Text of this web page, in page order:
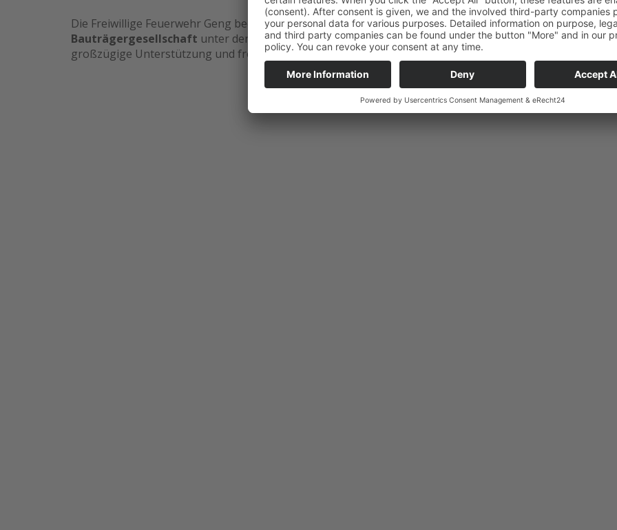
Die Freiwillige Feuerwehr Geng bedankt sich herzlich bei derWohnbauservice Immobilien- und
Bauträgergesellschaft unter der Leitung von Geschäftsführer Wolfang Birngruber für die
großzügige Unterstützung und freut sich auf ein erfolgreiches und gemeinschaftliches Fest!